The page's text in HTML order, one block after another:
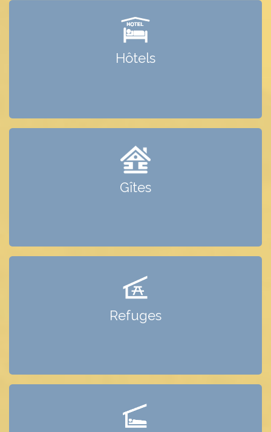
Hôtels
HÔTELS
Voir les hôtels de Saint-Véran
Gîtes
GÎTES
Voir les gîtes de Saint-Véran
Refuges
REFUGES
Voir les refuges de Saint-Véran
CHAMBRES D'HÔTES / B&B
Voir les chambres d’hôtes et B&B de Saint-Véran